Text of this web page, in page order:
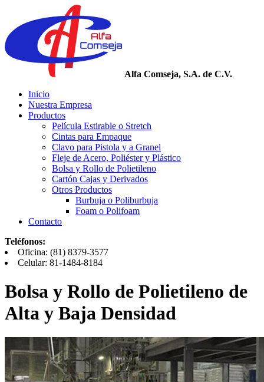
Alfa Comseja, S.A. de C.V.
Inicio
Nuestra Empresa
Productos
Película Estirable o Stretch
Cintas para Empaque
Clavo para Pistola y a Granel
Fleje de Acero, Poliéster y Plástico
Bolsa y Rollo de Polietileno
Cartón Cajas y Derivados
Otros Productos
Burbuja o Poliburbuja
Foam o Polifoam
Contacto
Teléfonos:
Oficina: (81) 8379-3577
Celular: 81-1484-8184
Bolsa y Rollo de Polietileno de
Alta y Baja Densidad